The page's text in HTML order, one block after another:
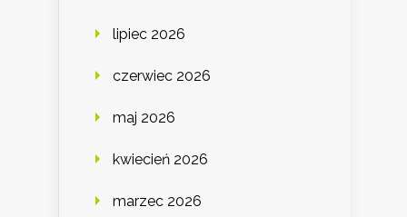
lipiec 2026
czerwiec 2026
maj 2026
kwiecień 2026
marzec 2026